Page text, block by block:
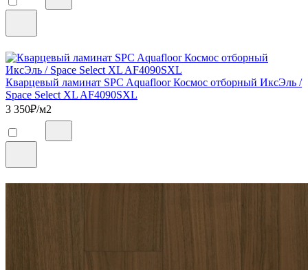
Кварцевый ламинат SPC Aquafloor Космос отборный ИксЭль /
Space Select XL AF4090SXL
3 350₽/м2